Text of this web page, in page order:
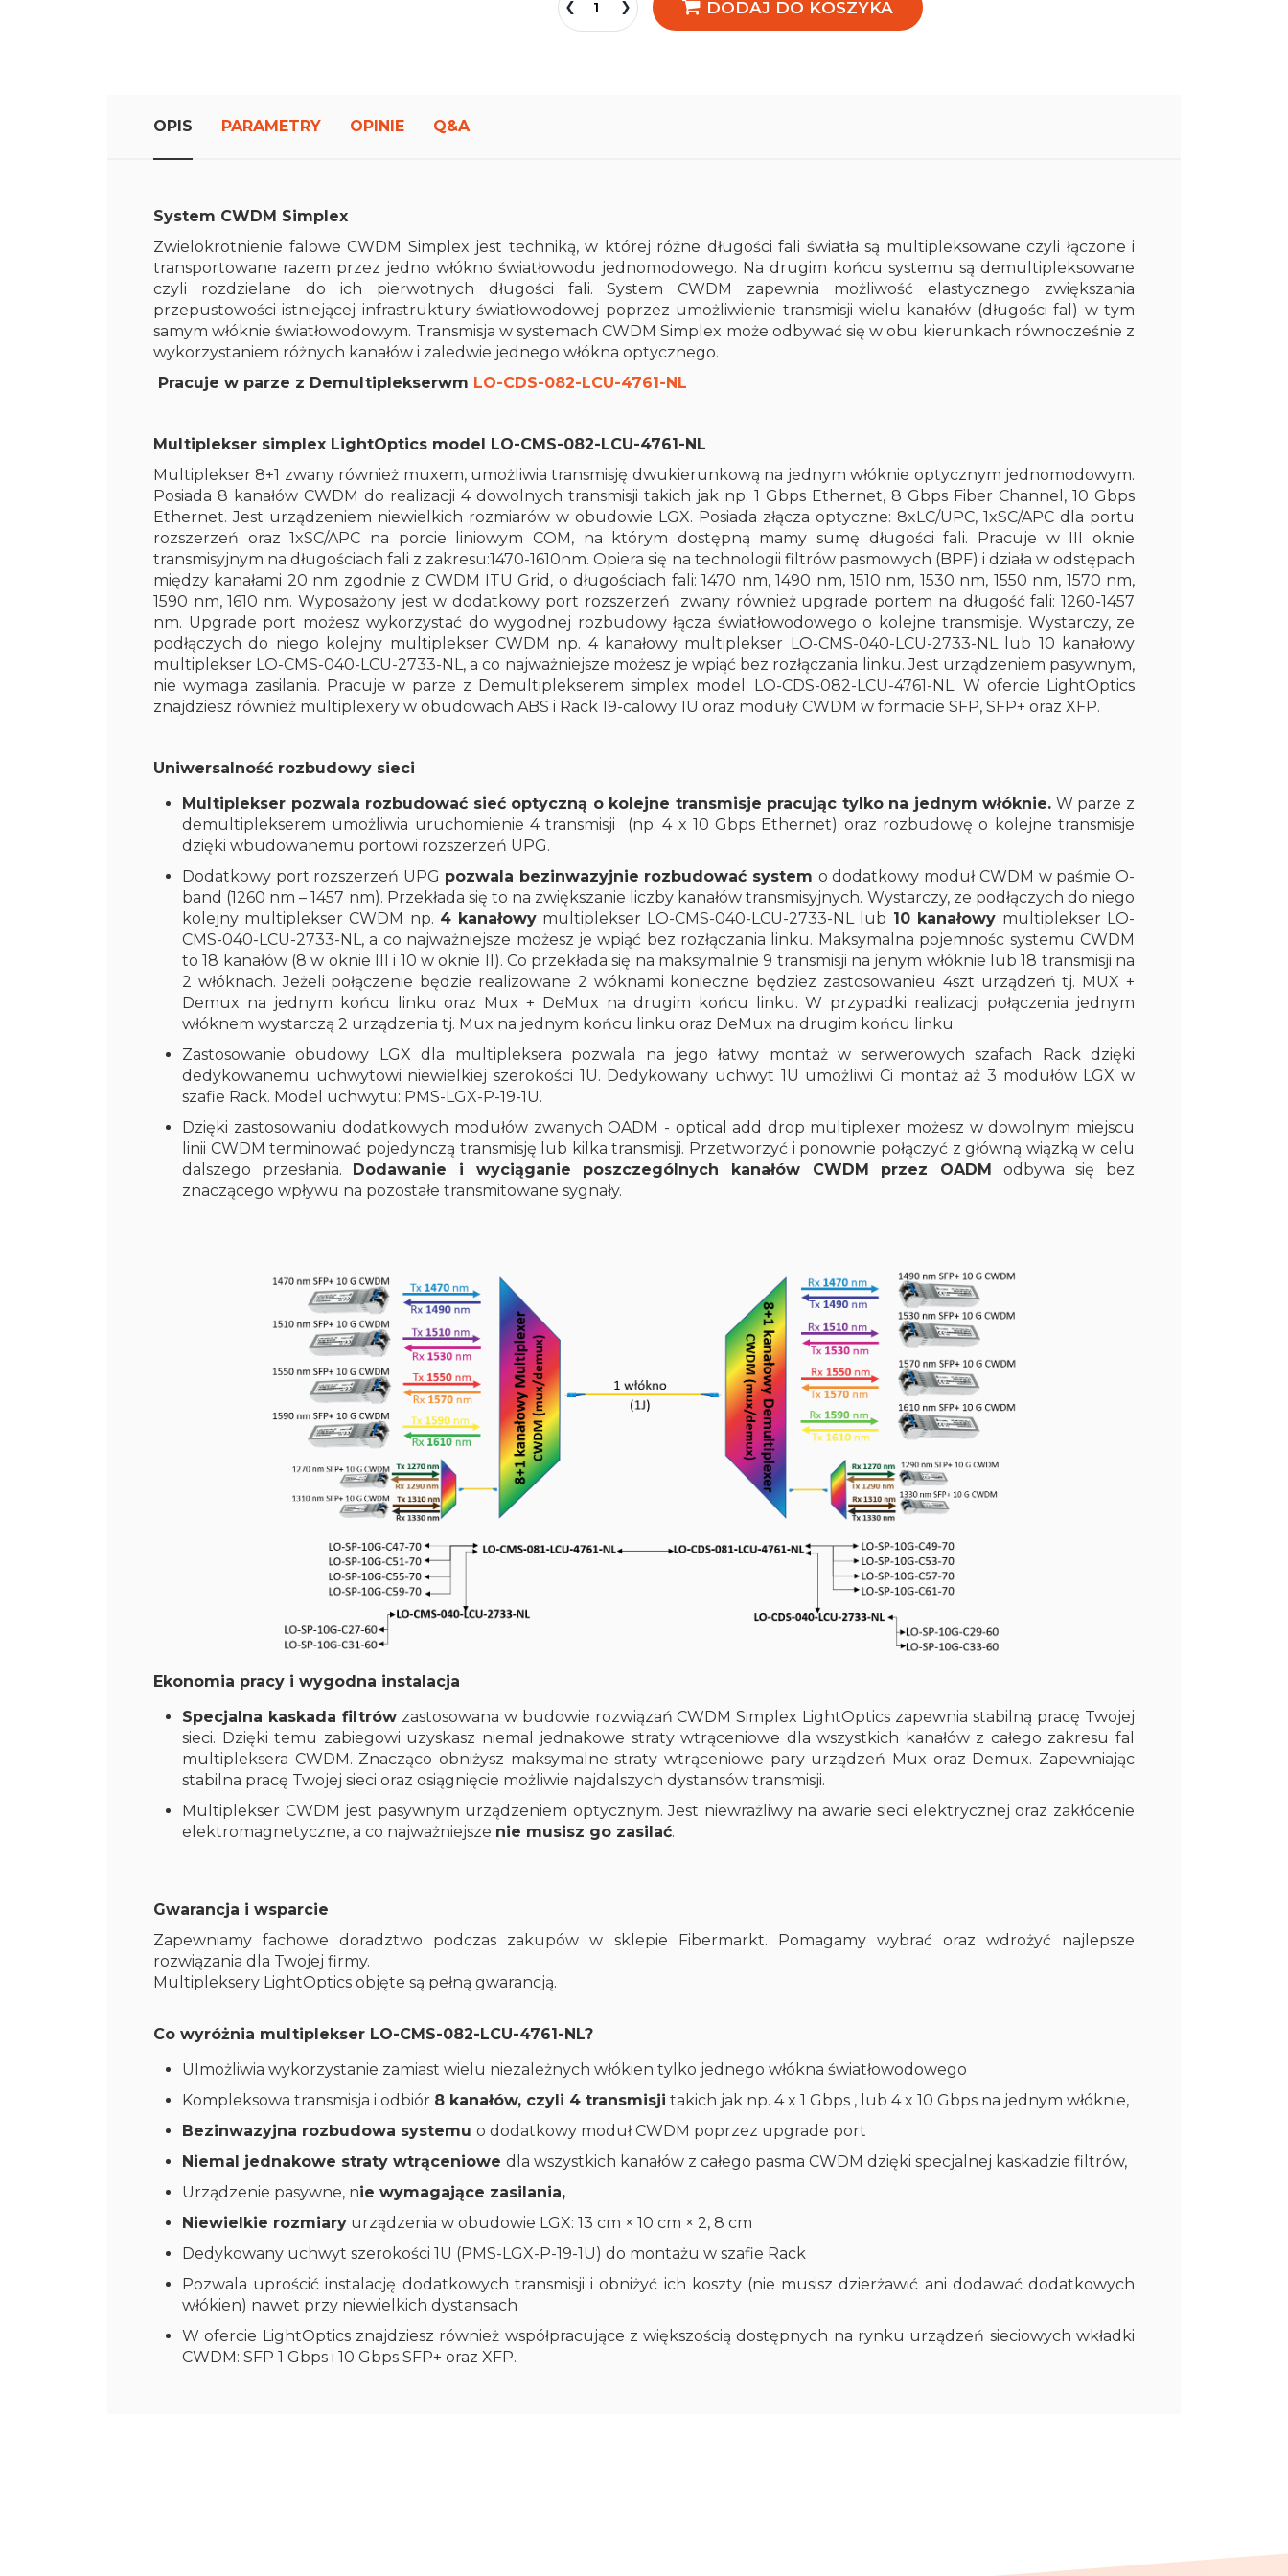
DODAJ DO KOSZYKA
OPIS
System CWDM Simplex
Zwielokrotnienie falowe CWDM Simplex jest techniką, w której różne długości fali światła są multipleksowane czyli łączone i
transportowane razem przez jedno włókno światłowodu jednomodowego. Na drugim końcu systemu są demultipleksowane
czyli rozdzielane do ich pierwotnych długości fali. System CWDM zapewnia możliwość elastycznego zwiększania
przepustowości istniejącej infrastruktury światłowodowej poprzez umożliwienie transmisji wielu kanałów (długości fal) w tym
samym włóknie światłowodowym. Transmisja w systemach CWDM Simplex może odbywać się w obu kierunkach równocześnie z
wykorzystaniem różnych kanałów i zaledwie jednego włókna optycznego.
Pracuje w parze z Demultiplekserwm LO-CDS-082-LCU-4761-NL
Multiplekser simplex LightOptics model LO-CMS-082-LCU-4761-NL
Multiplekser 8+1 zwany również muxem, umożliwia transmisję dwukierunkową na jednym włóknie optycznym jednomodowym.
Posiada 8 kanałów CWDM do realizacji 4 dowolnych transmisji takich jak np. 1 Gbps Ethernet, 8 Gbps Fiber Channel, 10 Gbps
Ethernet. Jest urządzeniem niewielkich rozmiarów w obudowie LGX. Posiada złącza optyczne: 8xLC/UPC, 1xSC/APC dla portu
rozszerzeń oraz 1xSC/APC na porcie liniowym COM, na którym dostępną mamy sumę długości fali. Pracuje w III oknie
transmisyjnym na długościach fali z zakresu:1470-1610nm. Opiera się na technologii filtrów pasmowych (BPF) i działa w odstępach
między kanałami 20 nm zgodnie z CWDM ITU Grid, o długościach fali: 1470 nm, 1490 nm, 1510 nm, 1530 nm, 1550 nm, 1570 nm,
1590 nm, 1610 nm. Wyposażony jest w dodatkowy port rozszerzeń zwany również upgrade portem na długość fali: 1260-1457
nm. Upgrade port możesz wykorzystać do wygodnej rozbudowy łącza światłowodowego o kolejne transmisje. Wystarczy, ze
podłączych do niego kolejny multiplekser CWDM np. 4 kanałowy multiplekser LO-CMS-040-LCU-2733-NL lub 10 kanałowy
multiplekser LO-CMS-040-LCU-2733-NL, a co najważniejsze możesz je wpiąć bez rozłączania linku. Jest urządzeniem pasywnym,
nie wymaga zasilania. Pracuje w parze z Demultiplekserem simplex model: LO-CDS-082-LCU-4761-NL. W ofercie LightOptics
znajdziesz również multiplexery w obudowach ABS i Rack 19-calowy 1U oraz moduły CWDM w formacie SFP, SFP+ oraz XFP.
Uniwersalność rozbudowy sieci
Multiplekser pozwala rozbudować sieć optyczną o kolejne transmisje pracując tylko na jednym włóknie. W parze z
demultiplekserem umożliwia uruchomienie 4 transmisji (np. 4 x 10 Gbps Ethernet) oraz rozbudowę o kolejne transmisje
dzięki wbudowanemu portowi rozszerzeń UPG.
Dodatkowy port rozszerzeń UPG pozwala bezinwazyjnie rozbudować system o dodatkowy moduł CWDM w paśmie O-
band (1260 nm – 1457 nm). Przekłada się to na zwiększanie liczby kanałów transmisyjnych. Wystarczy, ze podłączych do niego
kolejny multiplekser CWDM np. 4 kanałowymultiplekser LO-CMS-040-LCU-2733-NL lub 10 kanałowy multiplekser LO-
CMS-040-LCU-2733-NL, a co najważniejsze możesz je wpiąć bez rozłączania linku. Maksymalna pojemnośc systemu CWDM
to 18 kanałów (8 w oknie III i 10 w oknie II). Co przekłada się na maksymalnie 9 transmisji na jenym włóknie lub 18 transmisji na
2 włóknach. Jeżeli połączenie będzie realizowane 2 wóknami konieczne będziez zastosowanieu 4szt urządzeń tj. MUX +
Demux na jednym końcu linku oraz Mux + DeMux na drugim końcu linku. W przypadki realizacji połączenia jednym
włóknem wystarczą 2 urządzenia tj. Mux na jednym końcu linku oraz DeMux na drugim końcu linku.
Zastosowanie obudowy LGX dla multipleksera pozwala na jego łatwy montaż w serwerowych szafach Rack dzięki
dedykowanemu uchwytowi niewielkiej szerokości 1U. Dedykowany uchwyt 1U umożliwi Ci montaż aż 3 modułów LGX w
szafie Rack. Model uchwytu: PMS-LGX-P-19-1U.
Dzięki zastosowaniu dodatkowych modułów zwanych OADM - optical add drop multiplexer możesz w dowolnym miejscu
linii CWDM terminować pojedynczą transmisję lub kilka transmisji. Przetworzyć i ponownie połączyć z główną wiązką w celu
dalszego przesłania. Dodawanie i wyciąganie poszczególnych kanałów CWDM przez OADM odbywa się bez
znaczącego wpływu na pozostałe transmitowane sygnały.
Ekonomia pracy i wygodna instalacja
Specjalna kaskada filtrówzastosowana w budowie rozwiązań CWDM Simplex LightOptics zapewnia stabilną pracę Twojej
sieci. Dzięki temu zabiegowi uzyskasz niemal jednakowe straty wtrąceniowe dla wszystkich kanałów z całego zakresu fal
multipleksera CWDM. Znacząco obniżysz maksymalne straty wtrąceniowe pary urządzeń Mux oraz Demux. Zapewniając
stabilna pracę Twojej sieci oraz osiągnięcie możliwie najdalszych dystansów transmisji.
Multiplekser CWDM jest pasywnym urządzeniem optycznym. Jest niewrażliwy na awarie sieci elektrycznej oraz zakłócenie
elektromagnetyczne, a co najważniejsze nie musisz go zasilać.
Gwarancja i wsparcie
Zapewniamy fachowe doradztwo podczas zakupów w sklepie Fibermarkt. Pomagamy wybrać oraz wdrożyć najlepsze
rozwiązania dla Twojej firmy.
Multipleksery LightOptics objęte są pełną gwarancją.
Co wyróżnia multiplekser LO-CMS-082-LCU-4761-NL?
UImożliwia wykorzystanie zamiast wielu niezależnych włókien tylko jednego włókna światłowodowego
Kompleksowa transmisja i odbiór 8 kanałów, czyli 4 transmisji takich jak np. 4 x 1 Gbps , lub 4 x 10 Gbps na jednym włóknie,
Bezinwazyjna rozbudowa systemu o dodatkowy moduł CWDM poprzez upgrade port
Niemal jednakowe straty wtrąceniowe dla wszystkich kanałów z całego pasma CWDM dzięki specjalnej kaskadzie filtrów,
Urządzenie pasywne, nie wymagające zasilania,
Niewielkie rozmiary urządzenia w obudowie LGX: 13 cm × 10 cm × 2, 8 cm
Dedykowany uchwyt szerokości 1U (PMS-LGX-P-19-1U) do montażu w szafie Rack
Pozwala uprościć instalację dodatkowych transmisji i obniżyć ich koszty (nie musisz dzierżawić ani dodawać dodatkowych
włókien) nawet przy niewielkich dystansach
W ofercie LightOptics znajdziesz również współpracujące z większością dostępnych na rynku urządzeń sieciowych wkładki
CWDM: SFP 1 Gbps i 10 Gbps SFP+ oraz XFP.
PARAMETRY OPINIE Q&A